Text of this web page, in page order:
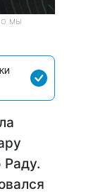
мы
Раду.